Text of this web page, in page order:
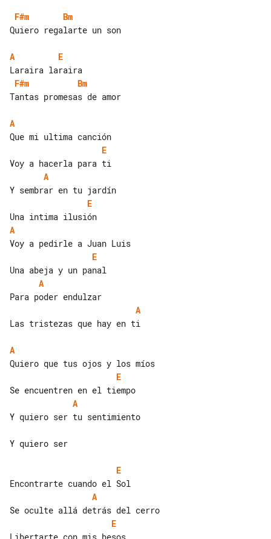
F#m
Bm
Quiero regalarte un son
A
E
F#m
Bm
Tantas promesas de amor
A
E
A
E
A
E
A
A
Las tristezas que hay en ti
A
E
A
Y quiero ser tu sentimiento
Y quiero ser
E
A
E